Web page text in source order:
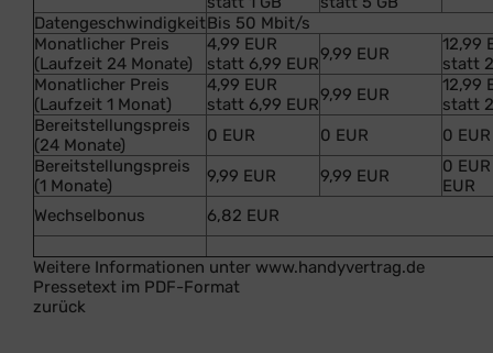
DatengeschwindigkeitBis 50 Mbit/s
Monatlicher Preis
(Laufzeit 24 Monate)
4,99 EUR
statt 6,99 EUR9,99 EUR
12,99
statt
Monatlicher Preis
(Laufzeit 1 Monat)
4,99 EUR
statt 6,99 EUR9,99 EUR
12,99
statt
Bereitstellungspreis
(24 Monate)
0 EUR 0 EUR
0 EUR
Bereitstellungspreis
(1 Monate)
9,99 EUR 9,99 EUR
0
EUR
Wechselbonus
6,82 EUR
Weitere Informationen unter www.handyvertrag.de
Pressetext im PDF-Format
zurück